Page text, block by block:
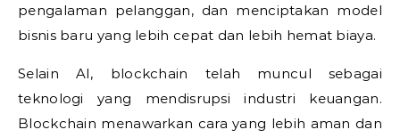
pengalaman pelanggan, dan menciptakan model
bisnis baru yang lebih cepat dan lebih hemat biaya.
Selain AI, blockchain telah muncul sebagai
teknologi yang mendisrupsi industri keuangan.
Blockchain menawarkan cara yang lebih aman dan